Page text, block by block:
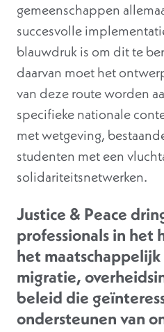
gemeenschappen
succesvolle
blauwdruk is om dit te
daarvan moet het
van deze route worden
specifieke nationale
met wetgeving,
studenten met een
solidariteitsnetwerken.
Justice & Peace
professionals in het
het
migratie,
beleid die
ondersteunen van